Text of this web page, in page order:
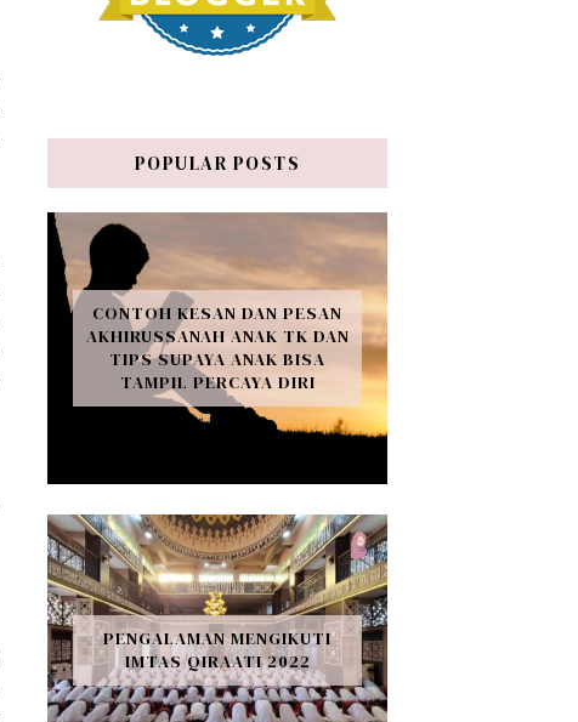
POPULAR POSTS
CONTOH KESAN DAN PESAN
AKHIRUSSANAH ANAK TK DAN
TIPS SUPAYA ANAK BISA
TAMPIL PERCAYA DIRI
PENGALAMAN MENGIKUTI
IMTAS QIRAATI 2022